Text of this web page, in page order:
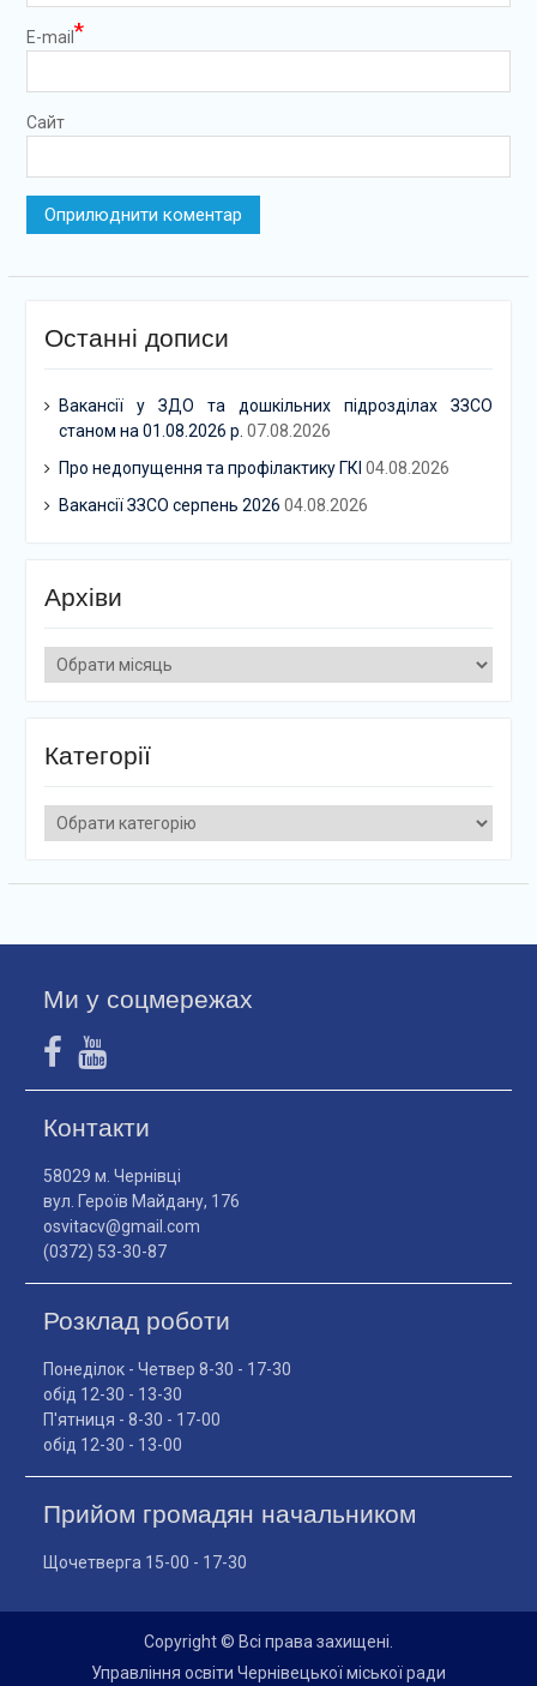
E-mail *
Сайт
Останні дописи
Вакансії у ЗДО та дошкільних підрозділах ЗЗСО
станом на 01.08.2026 р. 07.08.2026
Про недопущення та профілактику ГКІ 04.08.2026
Вакансії ЗЗСО серпень 2026 04.08.2026
Архіви
Архіви
Категорії
Категорії
Ми у соцмережах
Контакти
58029 м. Чернівці
вул. Героїв Майдану, 176
osvitacv@gmail.com
(0372) 53-30-87
Розклад роботи
Понеділок - Четвер 8-30 - 17-30
обід 12-30 - 13-30
П'ятниця - 8-30 - 17-00
обід 12-30 - 13-00
Прийом громадян начальником
Щочетверга 15-00 - 17-30
Copyright © Всі права захищені.
Управління освіти Чернівецької міської ради